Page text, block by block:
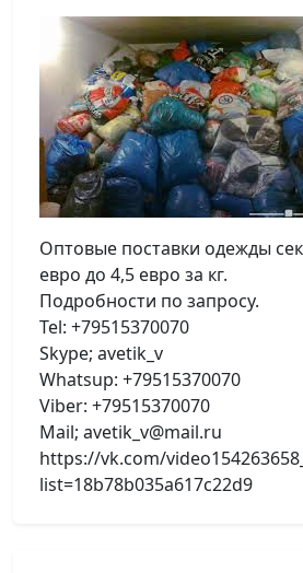
Оптовые поставки одежды
евро до 4,5 евро за кг.
Подробности по запросу.
Tel: +79515370070
Skype; avetik_v
Whatsup: +79515370070
Viber: +79515370070
Mail; avetik_v@mail.ru
https://vk.com/
list=18b78b035a617c22d9